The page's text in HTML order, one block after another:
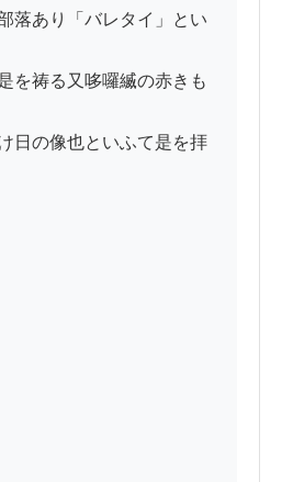
落あり「バレタイ」とい
を祷る又哆囉縅の赤きも
日の像也といふて是を拝